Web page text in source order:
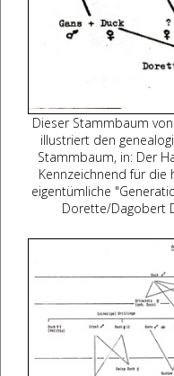
Dieser Stammbaum von
illustriert den
Stammbaum, in: Der
Kennzeichnend für die
eigentümliche
Dorette/Dagobert